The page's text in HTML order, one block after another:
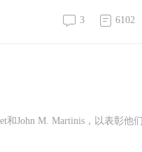
3 6102
和John M. Martinis，以表彰他